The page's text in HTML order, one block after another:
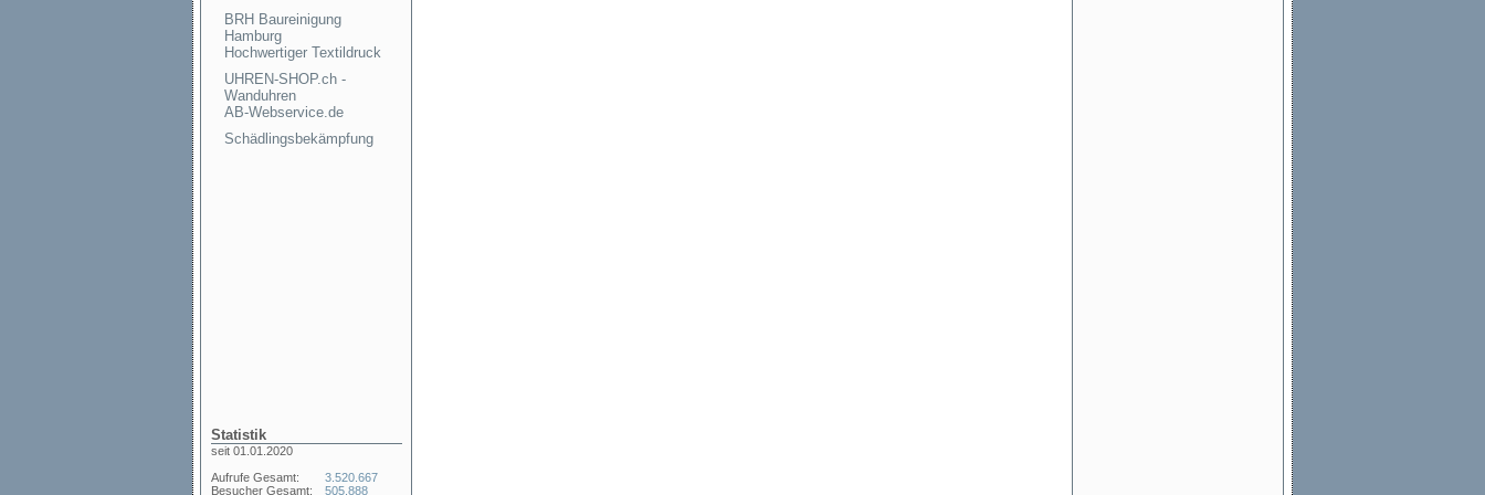
BRH Baureinigung
Hamburg
Hochwertiger Textildruck
UHREN-SHOP.ch -
Wanduhren
AB-Webservice.de
Schädlingsbekämpfung
Statistik
seit 01.01.2020
Aufrufe Gesamt:
Besucher Gesamt:
3.520.667
505.888